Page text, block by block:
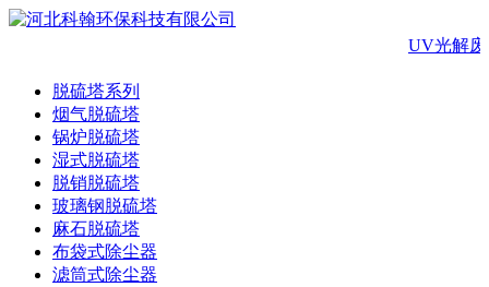
UV光解废
脱硫塔系列
烟气脱硫塔
锅炉脱硫塔
湿式脱硫塔
脱销脱硫塔
玻璃钢脱硫塔
麻石脱硫塔
布袋式除尘器
滤筒式除尘器